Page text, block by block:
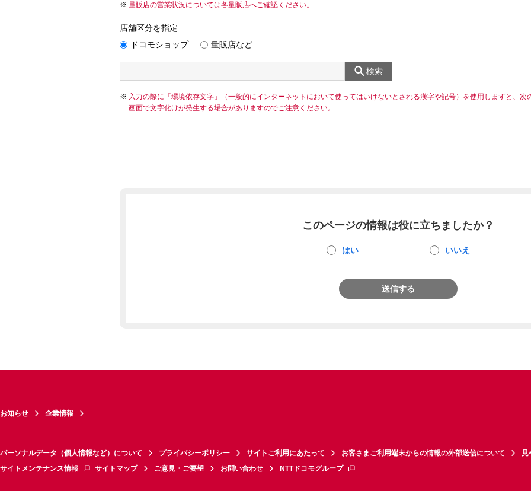
量販店の営業状況については各量販店へご確認ください。
店舗区分を指定
ドコモショップ
量販店など
検索
入力の際に「環境依存文字」（一般的にインターネットにおいて使ってはいけないとされる漢字や記号）を使用しますと、次
画面で文字化けが発生する場合がありますのでご注意ください。
このページの情報は役に立ちましたか？
はい いいえ
送信する
お知らせ 企業情報
パーソナルデータ（個人情報など）について プライバシーポリシー サイトご利用にあたって お客さまご利用端末からの情報の外部送信について
見
サイトメンテナンス情報
サイトマップ ご意見・ご要望 お問い合わせ NTTドコモグループ